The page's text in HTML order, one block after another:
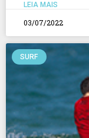
LEIA MAIS
03/07/2022
SURF